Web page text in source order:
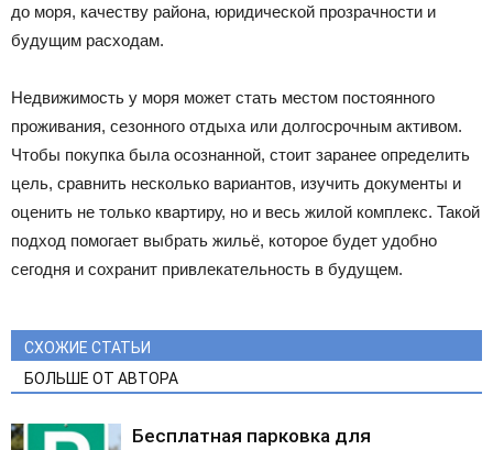
до моря, качеству района, юридической прозрачности и
будущим расходам.
Недвижимость у моря может стать местом постоянного
проживания, сезонного отдыха или долгосрочным активом.
Чтобы покупка была осознанной, стоит заранее определить
цель, сравнить несколько вариантов, изучить документы и
оценить не только квартиру, но и весь жилой комплекс. Такой
подход помогает выбрать жильё, которое будет удобно
сегодня и сохранит привлекательность в будущем.
СХОЖИЕ СТАТЬИ
БОЛЬШЕ ОТ АВТОРА
Бесплатная парковка для